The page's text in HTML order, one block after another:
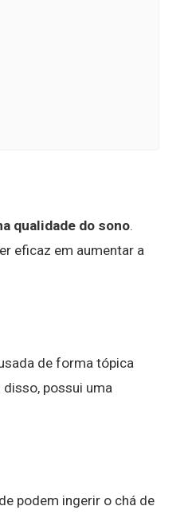
qualidade do sono.
eficaz em aumentar a
de forma tópica
possui uma
podem ingerir o chá de